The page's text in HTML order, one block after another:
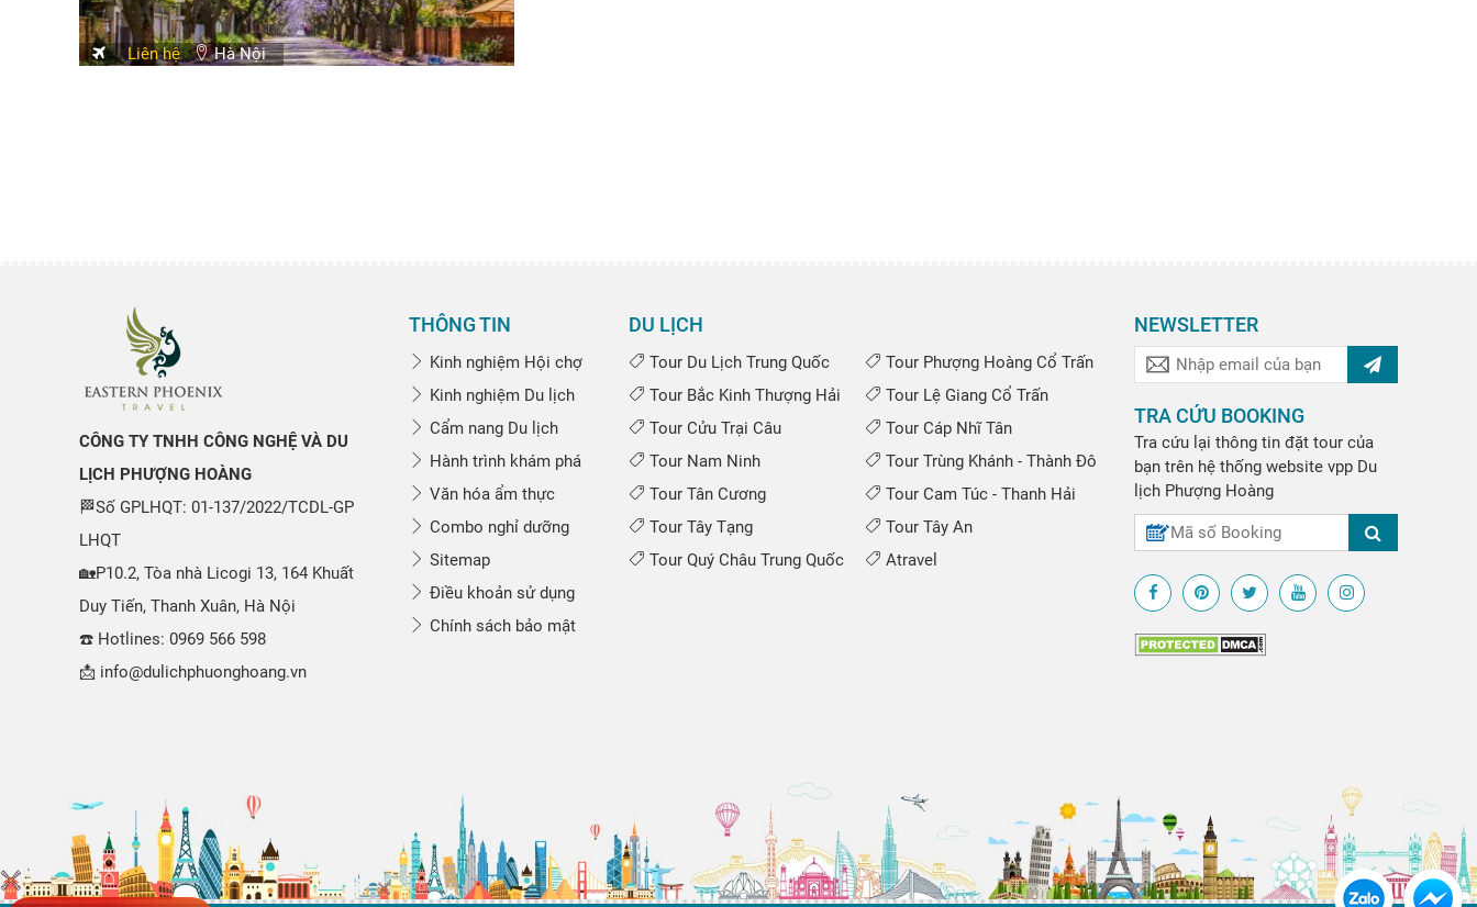
Liên hệ Hà Nội
CÔNG TY TNHH CÔNG NGHỆ VÀ DU
LỊCH PHƯỢNG HOÀNG
🏁Số GPLHQT: 01-137/2022/TCDL-GP
LHQT
🏡P10.2, Tòa nhà Licogi 13, 164 Khuất
Duy Tiến, Thanh Xuân, Hà Nội
☎️ Hotlines: 0969 566 598
📩 info@dulichphuonghoang.vn
THÔNG TIN
Kinh nghiệm Hội chợ
Kinh nghiệm Du lịch
Cẩm nang Du lịch
Hành trình khám phá
Văn hóa ẩm thực
Combo nghỉ dưỡng
Sitemap
Điều khoản sử dụng
Chính sách bảo mật
DU LỊCH
Tour Du Lịch Trung Quốc
Tour Phượng Hoàng Cổ Trấn
Tour Bắc Kinh Thượng Hải
Tour Lệ Giang Cổ Trấn
Tour Cửu Trại Câu
Tour Cáp Nhĩ Tân
Tour Nam Ninh
Tour Trùng Khánh - Thành Đô
Tour Tân Cương
Tour Cam Túc - Thanh Hải
Tour Tây Tạng
Tour Tây An
Tour Quý Châu Trung Quốc
Atravel
NEWSLETTER
TRA CỨU BOOKING
Tra cứu lại thông tin đặt tour của
bạn trên hệ thống website vpp Du
lịch Phượng Hoàng